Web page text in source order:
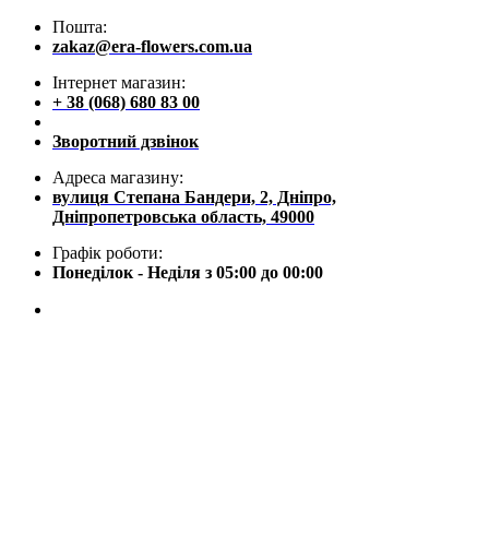
Пошта:
zakaz@era-flowers.com.ua
Інтернет магазин:
+ 38 (068) 680 83 00
Зворотний дзвінок
Адреса магазину:
вулиця Степана Бандери, 2, Дніпро,
Дніпропетровська область, 49000
Графік роботи:
Понеділок - Неділя з 05:00 до 00:00